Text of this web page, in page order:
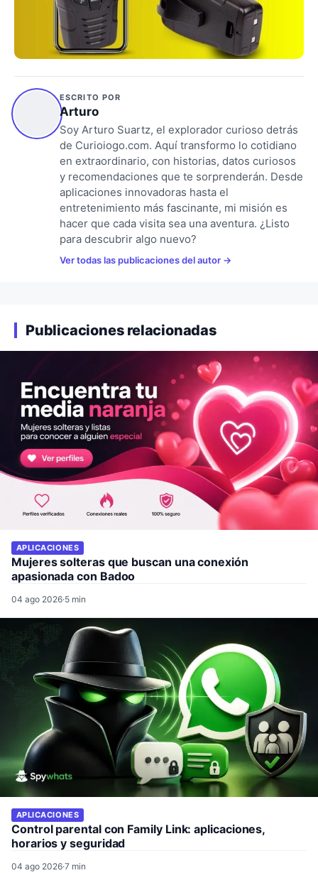
ESCRITO POR
Arturo
Soy Arturo Suartz, el explorador curioso detrás
de Curioiogo.com. Aquí transformo lo cotidiano
en extraordinario, con historias, datos curiosos
y recomendaciones que te sorprenderán. Desde
aplicaciones innovadoras hasta el
entretenimiento más fascinante, mi misión es
hacer que cada visita sea una aventura. ¿Listo
para descubrir algo nuevo?
Ver todas las publicaciones del autor
Publicaciones relacionadas
APLICACIONES
Mujeres solteras que buscan una conexión
apasionada con Badoo
04 ago 2026·5 min
APLICACIONES
Control parental con Family Link: aplicaciones,
horarios y seguridad
04 ago 2026·7 min